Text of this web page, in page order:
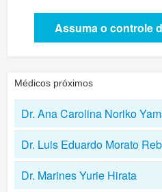
Assuma o controle
Médicos próximos
Dr. Ana Carolina Noriko
Dr. Luis Eduardo Morato
Dr. Marines Yurie Hirata